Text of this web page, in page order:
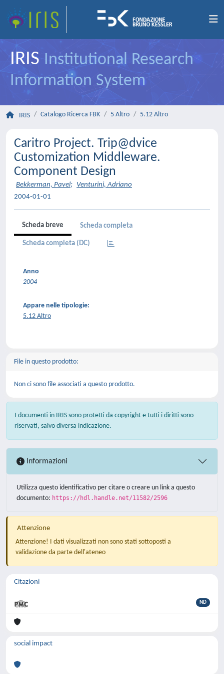
IRIS Institutional Research
Information System
IRIS Catalogo Ricerca FBK 5 Altro 5.12 Altro
Caritro Project. Trip@dvice
Customization Middleware.
Component Design
Bekkerman, Pavel; Venturini, Adriano
2004-01-01
Scheda breve Scheda completa
Scheda completa (DC)
Anno
2004
Appare nelle tipologie:
5.12 Altro
File in questo prodotto:
Non ci sono file associati a questo prodotto.
I documenti in IRIS sono protetti da copyright e tutti i diritti sono
riservati, salvo diversa indicazione.
Informazioni
Utilizza questo identificativo per citare o creare un link a questo
documento: https://hdl.handle.net/11582/2596
Attenzione
Attenzione! I dati visualizzati non sono stati sottoposti a
validazione da parte dell'ateneo
Citazioni
ND
social impact